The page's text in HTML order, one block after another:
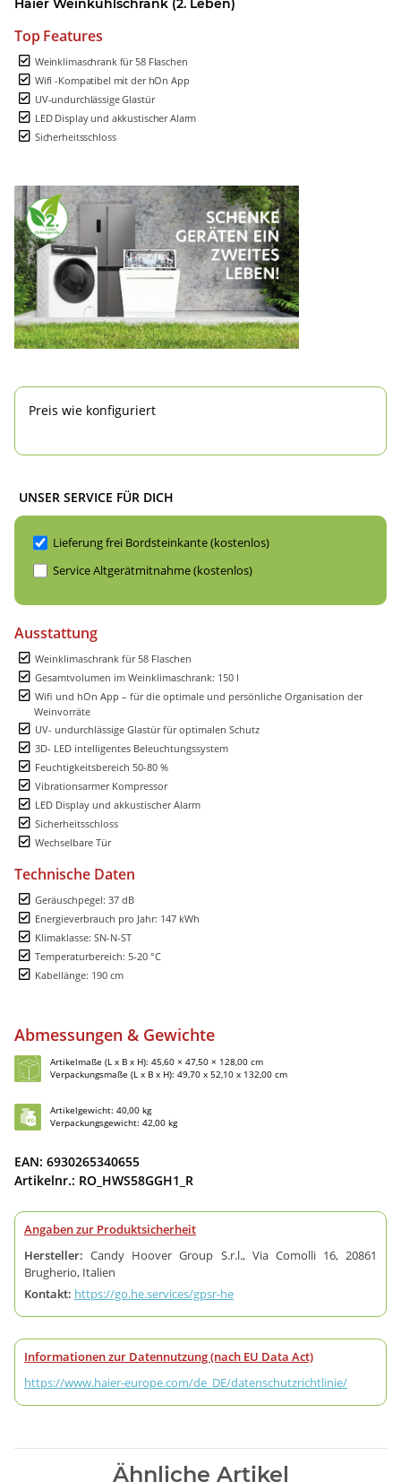
Haier Weinkühlschrank (2. Leben)
Top Features
Weinklimaschrank für 58 Flaschen
Wifi -Kompatibel mit der hOn App
UV-undurchlässige Glastür
LED Display und akkustischer Alarm
Sicherheitsschloss
Preis wie konfiguriert
UNSER SERVICE FÜR DICH
Lieferung frei Bordsteinkante (kostenlos)
Service Altgerätmitnahme (kostenlos)
Ausstattung
Weinklimaschrank für 58 Flaschen
Gesamtvolumen im Weinklimaschrank: 150 l
Wifi und hOn App – für die optimale und persönliche Organisation der
Weinvorräte
UV- undurchlässige Glastür für optimalen Schutz
3D- LED intelligentes Beleuchtungssystem
Feuchtigkeitsbereich 50-80 %
Vibrationsarmer Kompressor
LED Display und akkustischer Alarm
Sicherheitsschloss
Wechselbare Tür
Technische Daten
Geräuschpegel: 37 dB
Energieverbrauch pro Jahr: 147 kWh
Klimaklasse: SN-N-ST
Temperaturbereich: 5-20 °C
Kabellänge: 190 cm
Abmessungen & Gewichte
Artikelmaße (L x B x H): 45,60 × 47,50 × 128,00 cm
Verpackungsmaße (L x B x H): 49,70 x 52,10 x 132,00 cm
Artikelgewicht: 40,00 kg
Verpackungsgewicht: 42,00 kg
EAN: 6930265340655
Artikelnr.: RO_HWS58GGH1_R
Angaben zur Produktsicherheit
Hersteller: Candy Hoover Group S.r.l., Via Comolli 16, 20861
Brugherio, Italien
Kontakt: https://go.he.services/gpsr-he
Informationen zur Datennutzung (nach EU Data Act)
https://www.haier-europe.com/de_DE/datenschutzrichtlinie/
Ähnliche Artikel